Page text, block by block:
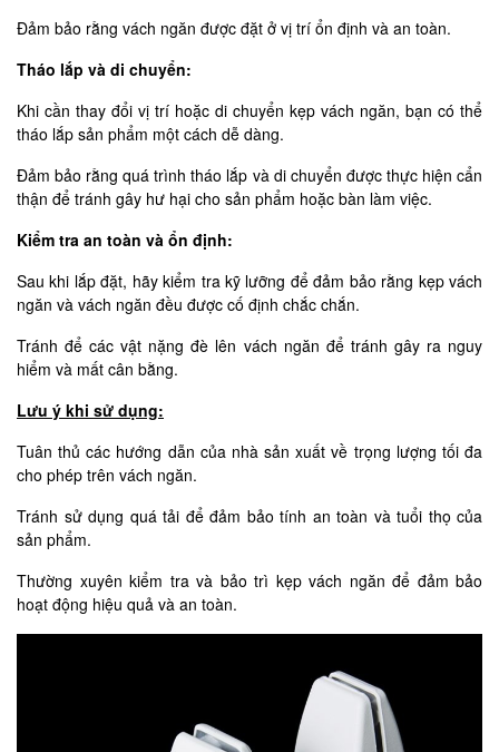
Đảm bảo rằng vách ngăn được đặt ở vị trí ổn định và an toàn.
Tháo lắp và di chuyển:
Khi cần thay đổi vị trí hoặc di chuyển kẹp vách ngăn, bạn có thể
tháo lắp sản phẩm một cách dễ dàng.
Đảm bảo rằng quá trình tháo lắp và di chuyển được thực hiện cẩn
thận để tránh gây hư hại cho sản phẩm hoặc bàn làm việc.
Kiểm tra an toàn và ổn định:
Sau khi lắp đặt, hãy kiểm tra kỹ lưỡng để đảm bảo rằng kẹp vách
ngăn và vách ngăn đều được cố định chắc chắn.
Tránh để các vật nặng đè lên vách ngăn để tránh gây ra nguy
hiểm và mất cân bằng.
Lưu ý khi sử dụng:
Tuân thủ các hướng dẫn của nhà sản xuất về trọng lượng tối đa
cho phép trên vách ngăn.
Tránh sử dụng quá tải để đảm bảo tính an toàn và tuổi thọ của
sản phẩm.
Thường xuyên kiểm tra và bảo trì kẹp vách ngăn để đảm bảo
hoạt động hiệu quả và an toàn.